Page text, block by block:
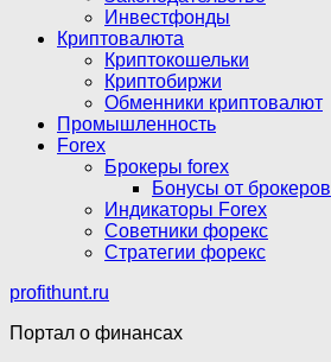
Инвестфонды
Криптовалюта
Криптокошельки
Криптобиржи
Обменники криптовалют
Промышленность
Forex
Брокеры forex
Бонусы от брокеров
Индикаторы Forex
Советники форекс
Стратегии форекс
profithunt.ru
Портал о финансах